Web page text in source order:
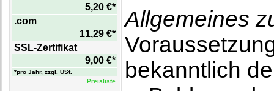
5,20 €*
.com
11,29 €*
SSL-Zertifikat
9,00 €*
*pro Jahr, zzgl. USt.
Preisliste
Allgemeines
bekanntlich